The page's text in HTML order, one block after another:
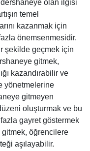
olan ilgisi
temel
kazanmak için
önemsenmesidir.
şekilde geçmek için
gitmek,
kazandırabilir ve
yönetmelerine
gitmeyen
oluşturmak ve bu
gayret göstermek
öğrencilere
aşılayabilir.